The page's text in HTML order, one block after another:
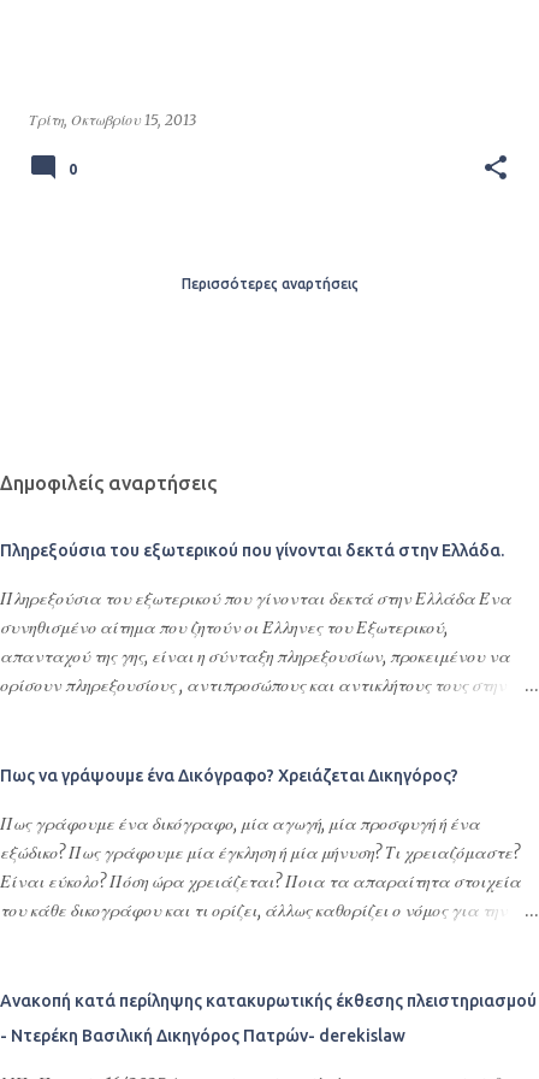
Τρίτη, Οκτωβρίου 15, 2013
0
Περισσότερες αναρτήσεις
Δημοφιλείς αναρτήσεις
Πληρεξούσια του εξωτερικού που γίνονται δεκτά στην Ελλάδα.
Πληρεξούσια του εξωτερικού που γίνονται δεκτά στην Ελλάδα Ένα
συνηθισμένο αίτημα που ζητούν οι Έλληνες του Εξωτερικού,
απανταχού της γης, είναι η σύνταξη πληρεξουσίων, προκειμένου να
ορίσουν πληρεξουσίους , αντιπροσώπους και αντικλήτους τους στην
Ελλάδα ή οποιασδήποτε εκπροσώπησης – αντιπροσώπευσης τους στην
συγκεκριμένες εντολές φιλικά ή συγγενικά τους πρόσωπα ή το
σπουδαιότερο και δέον γενέσθαι επαγγελματίες, όπως δικηγόρους,
λογιστές ή πολιτικούς μηχανικούς ή όλα αυτά τα αναφερόμενα
πρόσωπα. Τα πληρεξούσια αυτά δίνονται συνήθως για αποδοχές
τους με τη Δημόσια Διοίκηση της Ελλάδας. Επιπλέον δίνονται
προκειμένου να γίνουν εγγραφές στους Δήμους της Ελλάδας, να
Πως να γράψουμε ένα Δικόγραφο? Χρειάζεται Δικηγόρος?
Πως γράφουμε ένα δικόγραφο, μία αγωγή, μία προσφυγή ή ένα
εξώδικο? Πως γράφουμε μία έγκληση ή μία μήνυση? Τι χρειαζόμαστε?
Είναι εύκολο? Πόση ώρα χρειάζεται? Ποια τα απαραίτητα στοιχεία
του κάθε δικογράφου και τι ορίζει, άλλως καθορίζει ο νόμος για την
πυκνά, είτε ρωτούν οι πολίτες-εντολείς απευθείας σε εμάς τους
Δικηγόρους, είτε τα αναζητούν στο διαδίκτυο και προσπαθούν να
Ανακοπή κατά περίληψης κατακυρωτικής έκθεσης πλειστηριασμού
- Ντερέκη Βασιλική Δικηγόρος Πατρών- derekislaw